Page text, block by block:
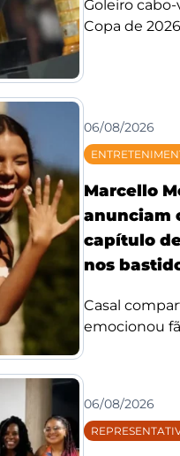
Goleiro
Copa de
06/08/2026
Marcello
anunciam
capítulo
nos
Casal
emocionou
06/08/2026